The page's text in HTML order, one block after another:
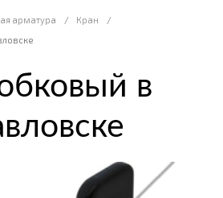
арматура / Кран
/
в